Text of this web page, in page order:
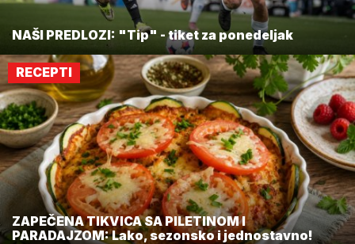
NAŠI PREDLOZI: "Tip" - tiket za ponedeljak
RECEPTI
ZAPEČENA TIKVICA SA PILETINOM I
PARADAJZOM: Lako, sezonsko i jednostavno!